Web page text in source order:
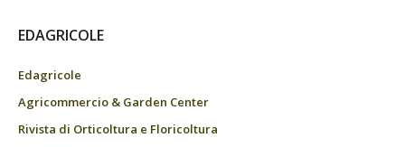
EDAGRICOLE
Edagricole
Agricommercio & Garden Center
Rivista di Orticoltura e Floricoltura